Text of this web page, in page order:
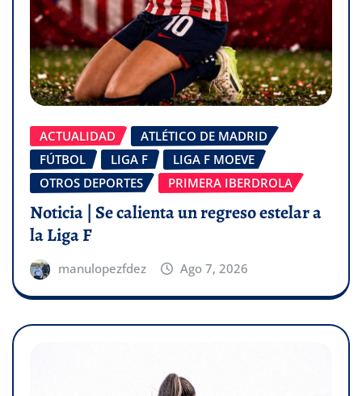
ACTUALIDAD
ATLÉTICO DE MADRID
FÚTBOL
LIGA F
LIGA F MOEVE
OTROS DEPORTES
PRIMERA IBERDROLA
Noticia | Se calienta un regreso estelar a
la Liga F
manulopezfdez Ago 7, 2026